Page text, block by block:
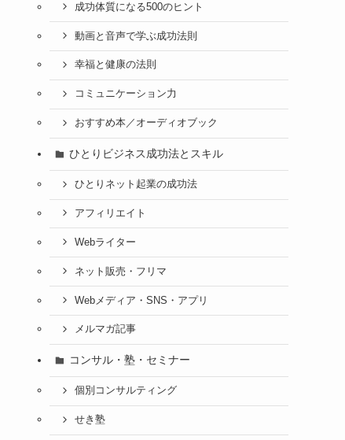
成功体質になる500のヒント
動画と音声で学ぶ成功法則
幸福と健康の法則
コミュニケーション力
おすすめ本／オーディオブック
ひとりビジネス成功法とスキル
ひとりネット起業の成功法
アフィリエイト
Webライター
ネット販売・フリマ
Webメディア・SNS・アプリ
メルマガ記事
コンサル・塾・セミナー
個別コンサルティング
せき塾